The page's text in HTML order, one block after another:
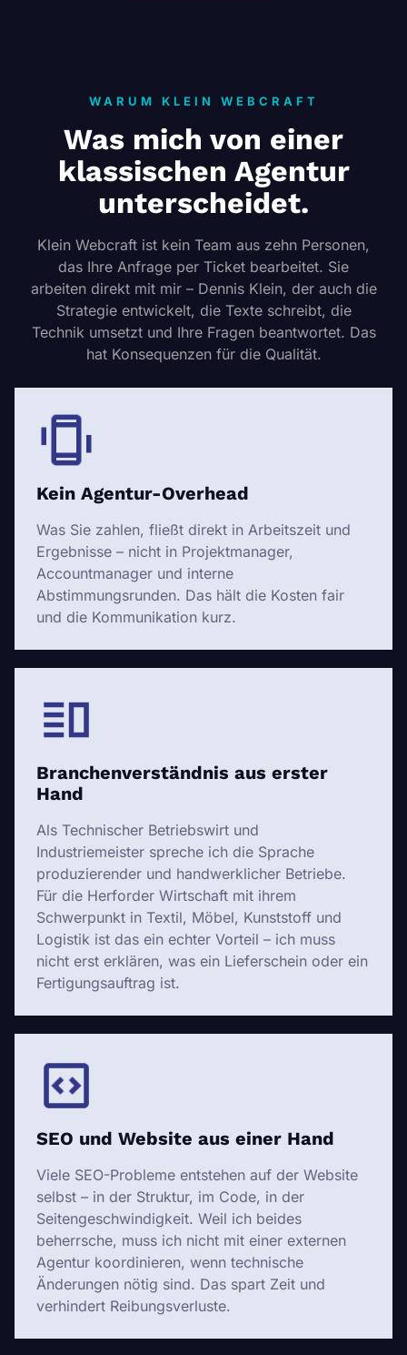
WARUM KLEIN WEBCRAFT
Was mich von einer
klassischen Agentur
unterscheidet.
Klein Webcraft ist kein Team aus zehn Personen,
das Ihre Anfrage per Ticket bearbeitet. Sie
arbeiten direkt mit mir – Dennis Klein, der auch die
Strategie entwickelt, die Texte schreibt, die
Technik umsetzt und Ihre Fragen beantwortet. Das
hat Konsequenzen für die Qualität.
Kein Agentur-Overhead
Was Sie zahlen, fließt direkt in Arbeitszeit und
Ergebnisse – nicht in Projektmanager,
Accountmanager und interne
Abstimmungsrunden. Das hält die Kosten fair
und die Kommunikation kurz.
Branchenverständnis aus erster
Hand
Als Technischer Betriebswirt und
Industriemeister spreche ich die Sprache
produzierender und handwerklicher Betriebe.
Für die Herforder Wirtschaft mit ihrem
Schwerpunkt in Textil, Möbel, Kunststoff und
Logistik ist das ein echter Vorteil – ich muss
nicht erst erklären, was ein Lieferschein oder ein
Fertigungsauftrag ist.
SEO und Website aus einer Hand
Viele SEO-Probleme entstehen auf der Website
selbst – in der Struktur, im Code, in der
Seitengeschwindigkeit. Weil ich beides
beherrsche, muss ich nicht mit einer externen
Agentur koordinieren, wenn technische
Änderungen nötig sind. Das spart Zeit und
verhindert Reibungsverluste.